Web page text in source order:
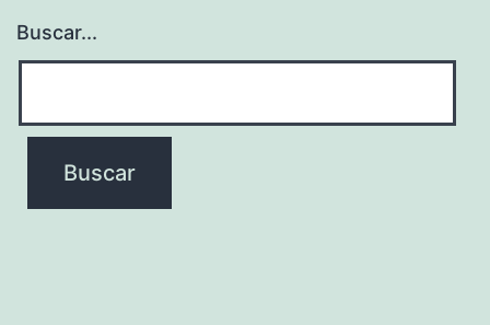
Buscar...